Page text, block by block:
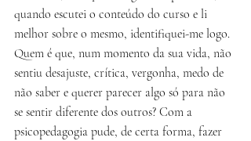
quando escutei o conteúdo do curso e li
melhor sobre o mesmo, identifiquei-me logo.
Quem é que, num momento da sua vida, não
sentiu desajuste, crítica, vergonha, medo de
não saber e querer parecer algo só para não
se sentir diferente dos outros? Com a
psicopedagogia pude, de certa forma, fazer